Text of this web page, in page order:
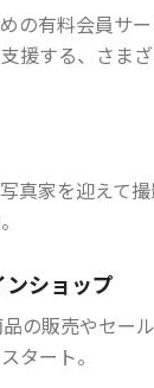
の有料会員サ
援する、さま
真家を迎えて
ショップ
の販売やセー
タート。